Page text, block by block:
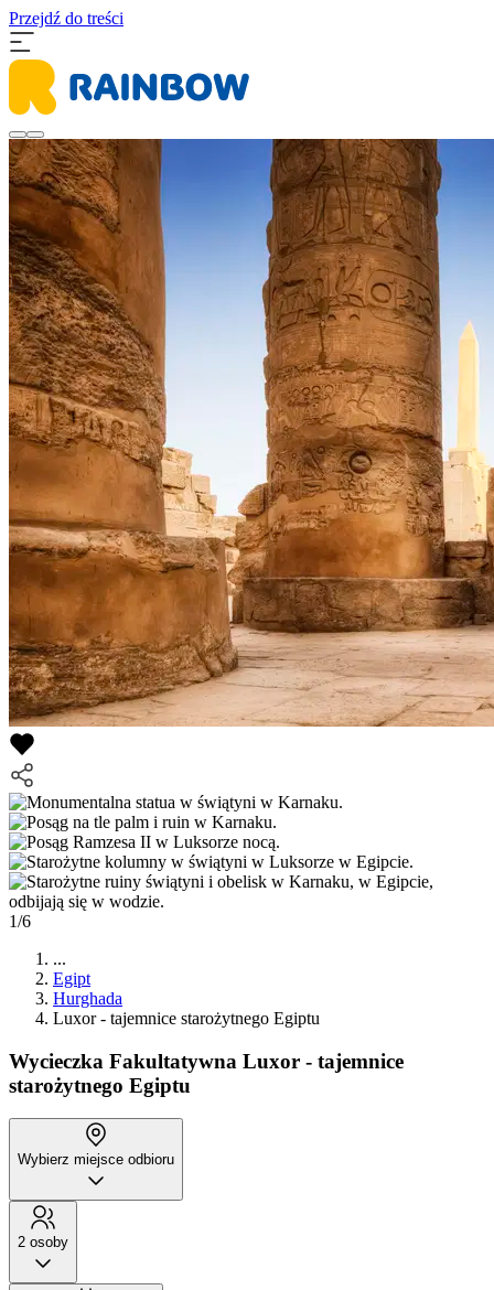
Przejdź do treści
1/6
...
Egipt
Hurghada
Luxor - tajemnice starożytnego Egiptu
Wycieczka Fakultatywna Luxor - tajemnice
starożytnego Egiptu
Wybierz miejsce odbioru
2 osoby